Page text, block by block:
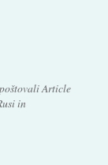
Article
in